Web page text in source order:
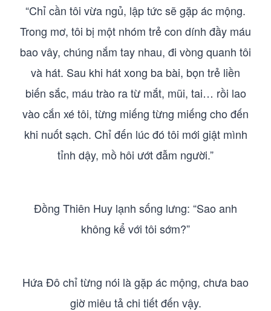
“Chỉ cần tôi vừa ngủ, lập tức sẽ gặp ác mộng.
Trong mơ, tôi bị một nhóm trẻ con dính đầy máu
bao vây, chúng nắm tay nhau, đi vòng quanh tôi
và hát. Sau khi hát xong ba bài, bọn trẻ liền
biến sắc, máu trào ra từ mắt, mũi, tai… rồi lao
vào cắn xé tôi, từng miếng từng miếng cho đến
khi nuốt sạch. Chỉ đến lúc đó tôi mới giật mình
tỉnh dậy, mồ hôi ướt đẫm người.”
Đồng Thiên Huy lạnh sống lưng: “Sao anh
không kể với tôi sớm?”
Hứa Đô chỉ từng nói là gặp ác mộng, chưa bao
giờ miêu tả chi tiết đến vậy.